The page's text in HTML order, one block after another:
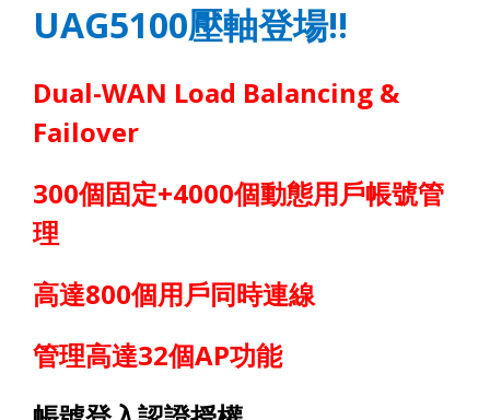
UAG5100壓軸登場!!
Dual-WAN Load Balancing &
Failover
300個固定+4000個動態用戶帳號管
理
高達800個用戶同時連線
管理高達32個AP功能